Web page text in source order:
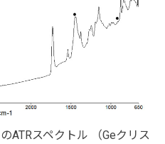
ATRスペクトル （Geクリス